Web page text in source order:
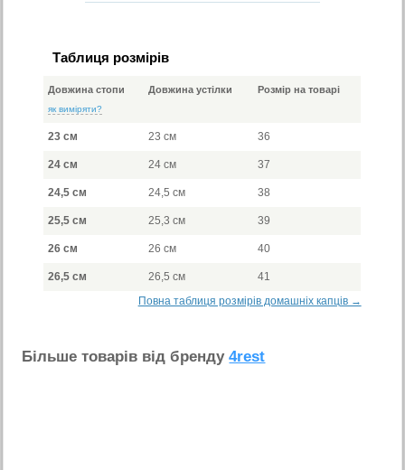
Таблиця розмірів
Довжина стопи
як виміряти?
Довжина устілки Розмір на товарі
23 см 23 см 36
24 см 24 см 37
24,5 см 24,5 см 38
25,5 см 25,3 см 39
26 см 26 см 40
26,5 см 26,5 см
41
Повна таблиця розмірів домашніх капців →
Бiльше товарiв вiд бренду4rest